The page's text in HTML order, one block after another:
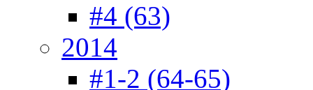
#4 (63)
2014
#1-2 (64-65)